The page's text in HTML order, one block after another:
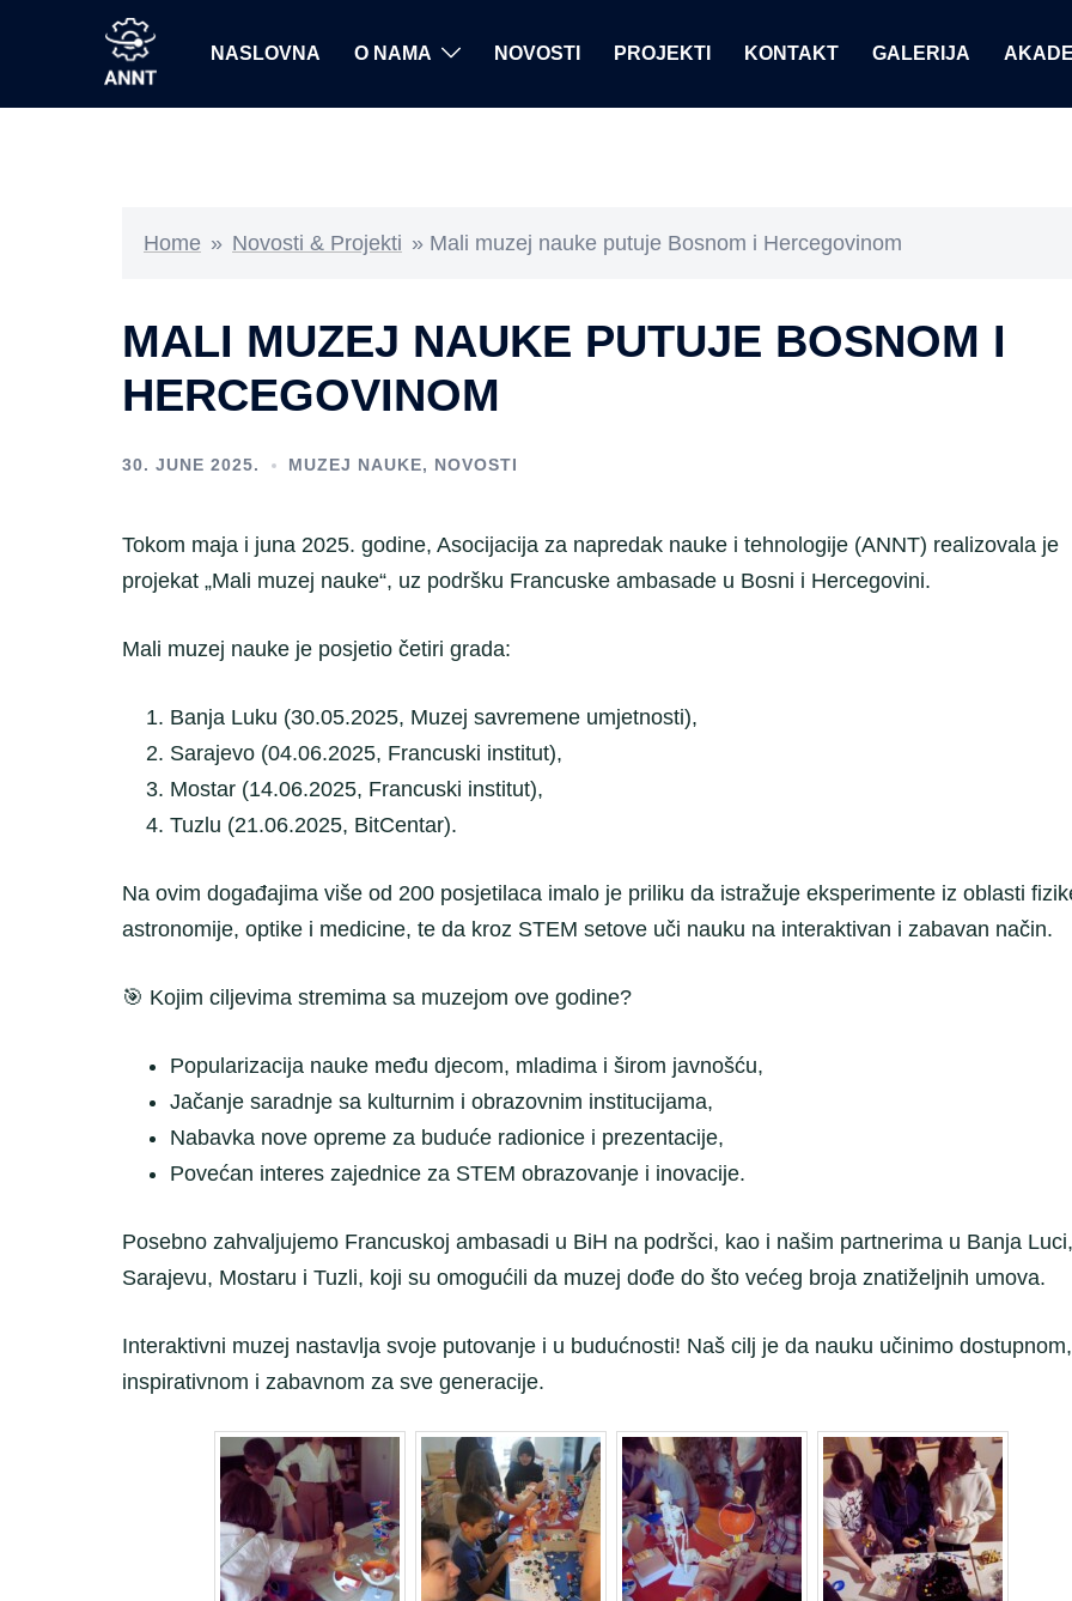
NASLOVNA O NAMA NOVOSTI PROJEKTI KONTAKT GALERIJA
Home » Novosti & Projekti » Mali muzej nauke putuje Bosnom i Hercegovinom
MALI MUZEJ NAUKE PUTUJE BOSNOM I
HERCEGOVINOM
30. JUNE 2025. MUZEJ NAUKE, NOVOSTI
Tokom maja i juna 2025. godine, Asocijacija za napredak nauke i tehnologije (ANNT) realizovala je
projekat „Mali muzej nauke“, uz podršku Francuske ambasade u Bosni i Hercegovini.
Mali muzej nauke je posjetio četiri grada:
Banja Luku (30.05.2025, Muzej savremene umjetnosti),
Sarajevo (04.06.2025, Francuski institut),
Mostar (14.06.2025, Francuski institut),
Tuzlu (21.06.2025, BitCentar).
Na ovim događajima više od 200 posjetilaca imalo je priliku da istražuje eksperimente iz oblasti
astronomije, optike i medicine, te da kroz STEM setove uči nauku na interaktivan i zabavan način.
🎯 Kojim ciljevima stremima sa muzejom ove godine?
Popularizacija nauke među djecom, mladima i širom javnošću,
Jačanje saradnje sa kulturnim i obrazovnim institucijama,
Nabavka nove opreme za buduće radionice i prezentacije,
Povećan interes zajednice za STEM obrazovanje i inovacije.
Posebno zahvaljujemo Francuskoj ambasadi u BiH na podršci, kao i našim partnerima u Banja Luci,
Sarajevu, Mostaru i Tuzli, koji su omogućili da muzej dođe do što većeg broja znatiželjnih umova.
Interaktivni muzej nastavlja svoje putovanje i u budućnosti! Naš cilj je da nauku učinimo dostupnom,
inspirativnom i zabavnom za sve generacije.